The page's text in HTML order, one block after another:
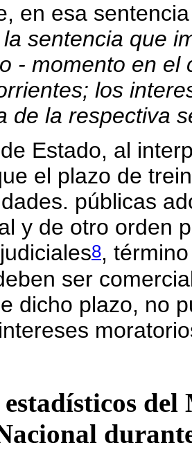
en esa
sentencia que
- momento en el
los
de la respectiva
Estado, al
el plazo de
públicas
y de otro orden
8,
ser
dicho plazo, no
del